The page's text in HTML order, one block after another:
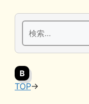
検
索:
B
TOP→